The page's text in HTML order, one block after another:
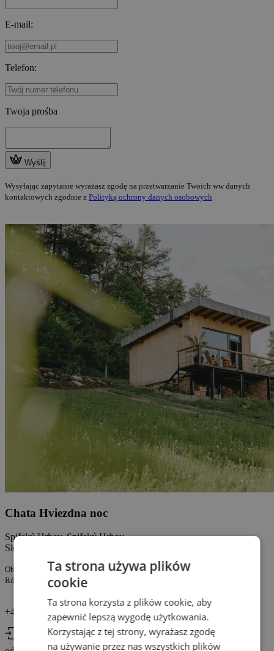
E-mail:
Telefon:
Twoja prośba
Wyślij
Wysyłając zapytanie wyrażasz zgodę na przetwarzanie Twoich ww danych
kontaktowych zgodnie z Polityką ochrony danych osobowych
Chata Hviezdna noc
Spišský Hrhov, Spišský Hrhov
Słowacja
Obsługiwany przez firmę:
Róbert Gaduš GAMUS PESEL: 53978803
+421 902 652 300
Check In
Ta strona używa plików
cookie
Ta strona korzysta z plików cookie, aby
zapewnić lepszą wygodę użytkowania.
Korzystając z tej strony, wyrażasz zgodę
na używanie przez nas wszystkich plików